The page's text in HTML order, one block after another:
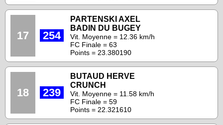
17 254
PARTENSKI AXEL
BADIN DU BUGEY
Vit. Moyenne = 12.36 km/h
FC Finale = 63
Points = 23.380190
18 239
BUTAUD HERVE
CRUNCH
Vit. Moyenne = 11.58 km/h
FC Finale = 59
Points = 22.321610